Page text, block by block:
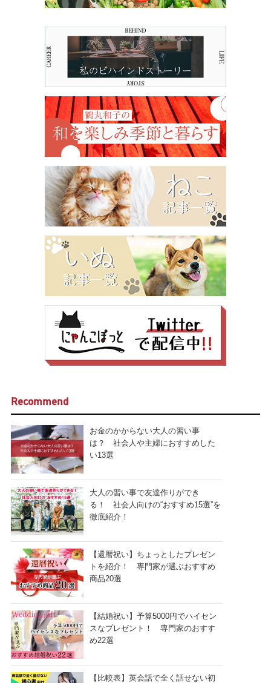
Recommend
お金のかからない大人の習い事
は？ 社会人や主婦におすすめした
い13選
大人の習い事で友達作りができ
る！ 社会人向けの“おすすめ15選”を
徹底紹介！
【還暦祝い】ちょっとしたプレゼン
トを紹介！ 専門家が選ぶおすすめ
商品20選
【結婚祝い】予算5000円でハイセン
スなプレゼント！ 専門家のおすす
め22選
【比較表】英会話で全く話せない初